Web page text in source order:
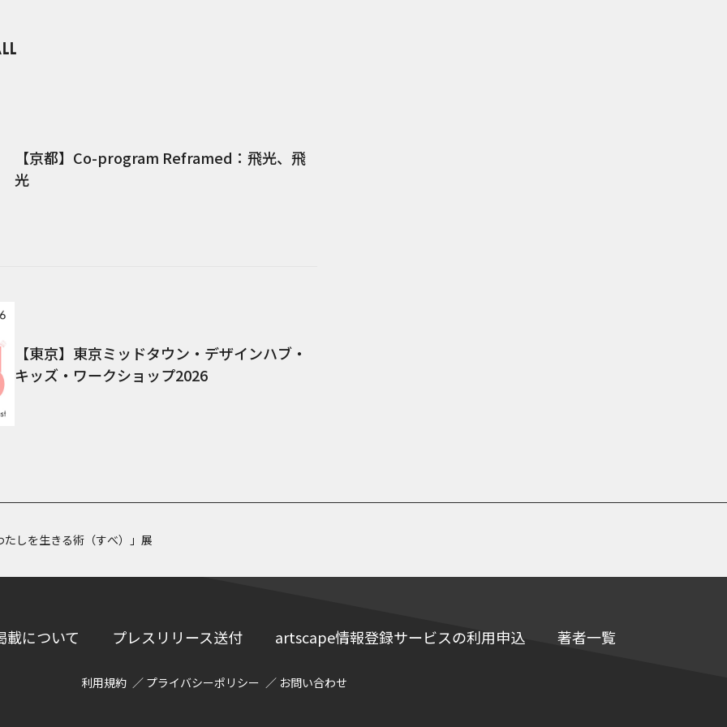
【京都】Co-program Reframed：飛光、飛
光
【東京】東京ミッドタウン・デザインハブ・
キッズ・ワークショップ2026
しを生きる術（すべ）」展
載について プレスリリース送付 artscape情報登録サービスの利用申込 著者一覧
利用規約 プライバシーポリシー お問い合わせ